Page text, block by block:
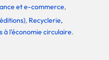
et e-commerce,
, Recyclerie,
à l'économie circulaire.